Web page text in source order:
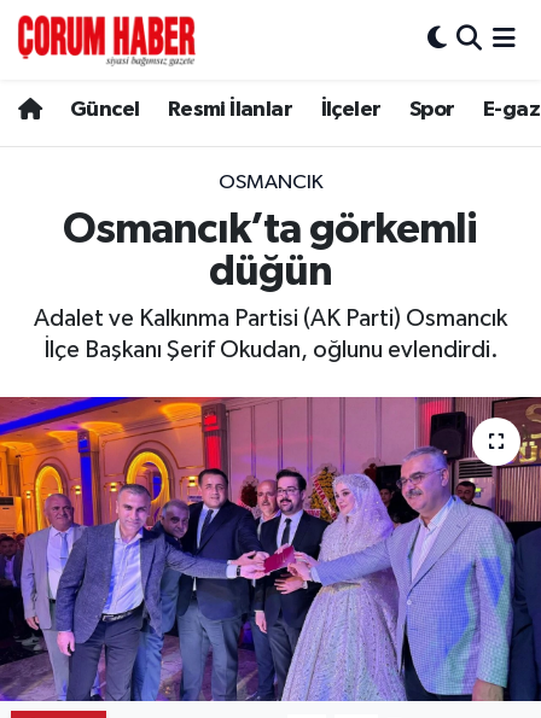
Güncel Resmi İlanlar İlçeler Spor E-
OSMANCIK
Osmancık’ta görkemli
düğün
Adalet ve Kalkınma Partisi (AK Parti) Osmancık
İlçe Başkanı Şerif Okudan, oğlunu evlendirdi.
Spor
Resmi İlanlar
Bayat
Boğazkale
Dodurga
İskilip
Kargı
Laçin
Mecitözü
Hava Durumu
Çorum Namaz Vakitleri
Süper Lig Puan Durumu ve Fikstür
Tüm Manşetler
Son Dakika Haberleri
Haber Arşivi